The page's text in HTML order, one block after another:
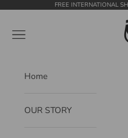
Skip to contentFREE INTERNATIONAL
Navigation menu
Home
OUR STORY